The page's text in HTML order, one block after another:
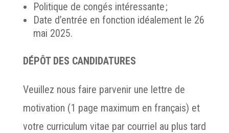
Politique de congés intéressante ;
Date d’entrée en fonction idéalement le 26
mai 2025.
DÉPÔT DES CANDIDATURES
Veuillez nous faire parvenir une lettre de
motivation (1 page maximum en français) et
votre curriculum vitae par courriel au plus tard